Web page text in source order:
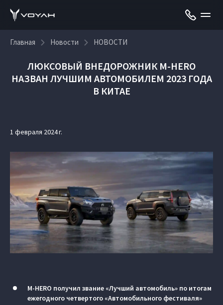
Главная Новости НОВОСТИ
ЛЮКСОВЫЙ ВНЕДОРОЖНИК M-HERO
НАЗВАН ЛУЧШИМ АВТОМОБИЛЕМ 2023 ГОДА
В КИТАЕ
1 февраля 2024 г.
M‑HERO получил звание «Лучший автомобиль» по итогам
ежегодного четвертого «Автомобильного фестиваля»